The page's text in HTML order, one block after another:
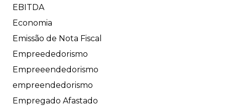
EBITDA
Economia
Emissão de Nota Fiscal
Empreededorismo
Empreeendedorismo
empreendedorismo
Empregado Afastado